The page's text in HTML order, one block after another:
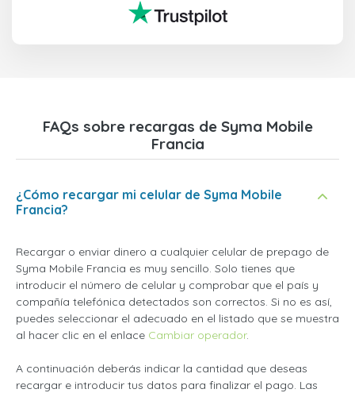
FAQs sobre recargas de Syma Mobile
Francia
¿Cómo recargar mi celular de Syma Mobile
Francia?
Recargar o enviar dinero a cualquier celular de prepago de
Syma Mobile Francia es muy sencillo. Solo tienes que
introducir el número de celular y comprobar que el país y
compañía telefónica detectados son correctos. Si no es así,
puedes seleccionar el adecuado en el listado que se muestra
al hacer clic en el enlace Cambiar operador.
A continuación deberás indicar la cantidad que deseas
recargar e introducir tus datos para finalizar el pago. Las